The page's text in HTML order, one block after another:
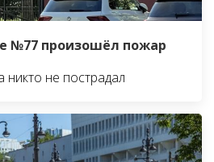
№77 произошёл пожар
не пострадал